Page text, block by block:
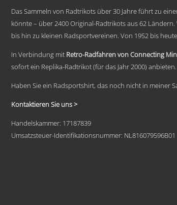
können
auf
der
Produktseite
werden
Das Sammeln von Radtrikots über 30 Jahre führt zu
könnte – über 2400 Original-Radtrikots aus 62
bis hin zu kleinen Radsportvereinen. Von 1952 bis heute.
In Verbindung mit Retro-Radfahren von Connecting
sofort ein Replika-Radtrikot (für das Jahr 2000) anbieten.
Haben Sie ein Radsportshirt, das noch nicht in meiner
Kontaktieren Sie uns >
Handelskammer: 17187839
Umsatzsteuer-Identifikationsnummer: NL816079596B01